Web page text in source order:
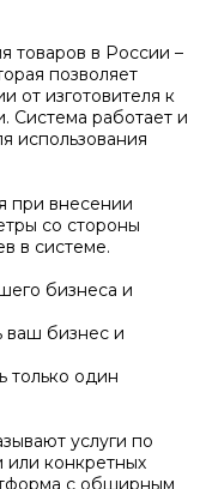
товаров в России –
позволяет
от изготовителя к
Система работает и
использования
при внесении
со стороны
в системе.
бизнеса и
ваш бизнес и
только один
услуги по
или конкретных
с обширным